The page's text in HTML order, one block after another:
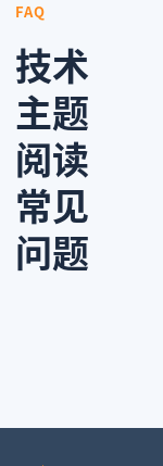
FAQ
技术
主题
阅读
常见
问题